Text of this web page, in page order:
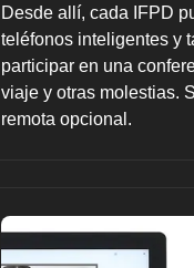
Desde allí, cada IFPD
teléfonos inteligentes y
participar en una
viaje y otras molestias.
remota opcional.